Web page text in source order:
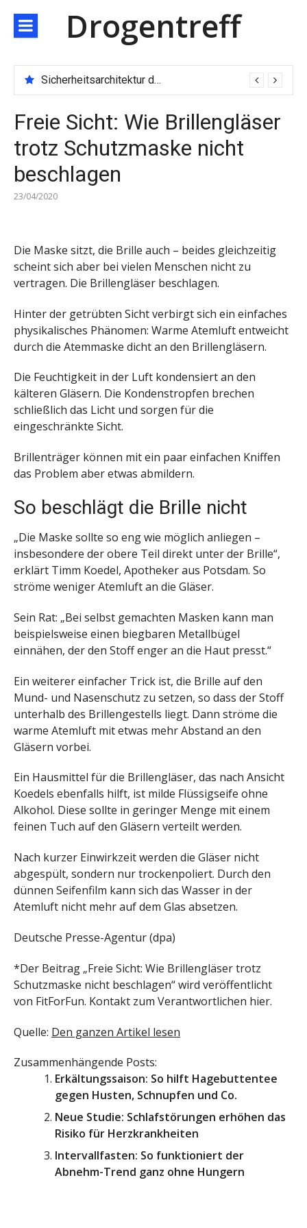
zum
Inhalt
Drogentreff
Sicherheitsarchitektur der nächsten Generation: JARXE kombiniert Multi-Wallet und MPC als Schutzschild für digitales Vertrauen
Freie Sicht: Wie Brillengläser
trotz Schutzmaske nicht
beschlagen
23/04/2020
Die Maske sitzt, die Brille auch – beides gleichzeitig
scheint sich aber bei vielen Menschen nicht zu
vertragen. Die Brillengläser beschlagen.
Hinter der getrübten Sicht verbirgt sich ein einfaches
physikalisches Phänomen: Warme Atemluft entweicht
durch die Atemmaske dicht an den Brillengläsern.
Die Feuchtigkeit in der Luft kondensiert an den
kälteren Gläsern. Die Kondenstropfen brechen
schließlich das Licht und sorgen für die
eingeschränkte Sicht.
Brillenträger können mit ein paar einfachen Kniffen
das Problem aber etwas abmildern.
So beschlägt die Brille nicht
„Die Maske sollte so eng wie möglich anliegen –
insbesondere der obere Teil direkt unter der Brille“,
erklärt Timm Koedel, Apotheker aus Potsdam. So
ströme weniger Atemluft an die Gläser.
Sein Rat: „Bei selbst gemachten Masken kann man
beispielsweise einen biegbaren Metallbügel
einnähen, der den Stoff enger an die Haut presst.“
Ein weiterer einfacher Trick ist, die Brille auf den
Mund- und Nasenschutz zu setzen, so dass der Stoff
unterhalb des Brillengestells liegt. Dann ströme die
warme Atemluft mit etwas mehr Abstand an den
Gläsern vorbei.
Ein Hausmittel für die Brillengläser, das nach Ansicht
Koedels ebenfalls hilft, ist milde Flüssigseife ohne
Alkohol. Diese sollte in geringer Menge mit einem
feinen Tuch auf den Gläsern verteilt werden.
Nach kurzer Einwirkzeit werden die Gläser nicht
abgespült, sondern nur trockenpoliert. Durch den
dünnen Seifenfilm kann sich das Wasser in der
Atemluft nicht mehr auf dem Glas absetzen.
Deutsche Presse-Agentur (dpa)
*Der Beitrag „Freie Sicht: Wie Brillengläser trotz
Schutzmaske nicht beschlagen“ wird veröffentlicht
von FitForFun. Kontakt zum Verantwortlichen hier.
Quelle: Den ganzen Artikel lesen
Zusammenhängende Posts:
Erkältungssaison: So hilft Hagebuttentee
gegen Husten, Schnupfen und Co.
Neue Studie: Schlafstörungen erhöhen das
Risiko für Herzkrankheiten
Intervallfasten: So funktioniert der
Abnehm-Trend ganz ohne Hungern